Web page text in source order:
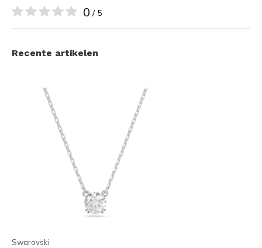
0 / 5
Recente artikelen
Swarovski